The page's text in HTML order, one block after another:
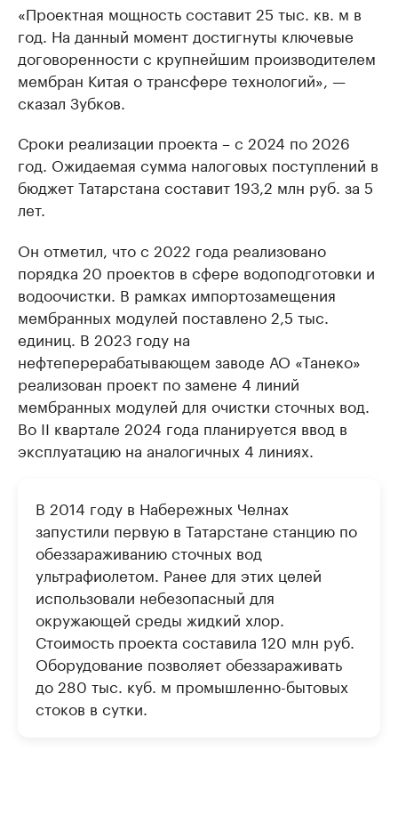
«Проектная мощность составит 25 тыс. кв. м в
год. На данный момент достигнуты ключевые
договоренности с крупнейшим производителем
мембран Китая о трансфере технологий», —
сказал Зубков.
Сроки реализации проекта – с 2024 по 2026
год. Ожидаемая сумма налоговых поступлений в
бюджет Татарстана составит 193,2 млн руб. за 5
лет.
Он отметил, что с 2022 года реализовано
порядка 20 проектов в сфере водоподготовки и
водоочистки. В рамках импортозамещения
мембранных модулей поставлено 2,5 тыс.
единиц. В 2023 году на
нефтеперерабатывающем заводе АО «Танеко»
реализован проект по замене 4 линий
мембранных модулей для очистки сточных вод.
Во II квартале 2024 года планируется ввод в
эксплуатацию на аналогичных 4 линиях.
В 2014 году в Набережных Челнах
запустили первую в Татарстане станцию по
обеззараживанию сточных вод
ультрафиолетом. Ранее для этих целей
использовали небезопасный для
окружающей среды жидкий хлор.
Стоимость проекта составила 120 млн руб.
Оборудование позволяет обеззараживать
до 280 тыс. куб. м промышленно-бытовых
стоков в сутки.